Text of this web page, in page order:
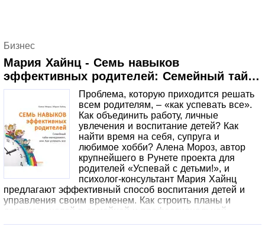
Бизнес
Мария Хайнц - Семь навыков
эффективных родителей: Семейный тайм-
менеджмент, или Как успевать все. Книга-
тренинг
Проблема, которую приходится решать
всем родителям, – «как успевать все».
Как объединить работу, личные
увлечения и воспитание детей? Как
найти время на себя, супруга и
любимое хобби? Алена Мороз, автор
крупнейшего в Рунете проекта для
родителей «Успевай с детьми!», и
психолог-консультант Мария Хайнц
предлагают эффективный способ воспитания детей и
управления своим временем. Как строить планы и
достигать целей в семейной и профессиональной